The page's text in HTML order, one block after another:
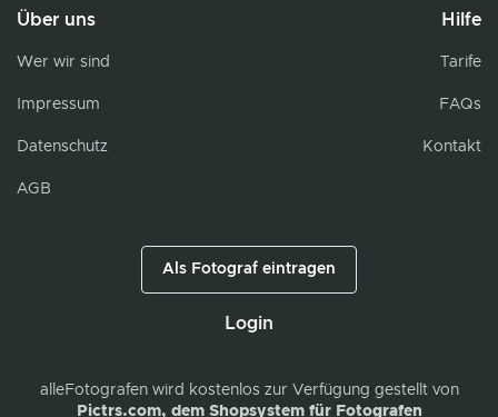
Über uns
Wer wir sind
Impressum
Datenschutz
AGB
Hilfe
Tarife
FAQs
Kontakt
Als Fotograf eintragen
Login
alleFotografenwird kostenlos zur Verfügung gestellt von
Pictrs.com, dem Shopsystem für Fotografen